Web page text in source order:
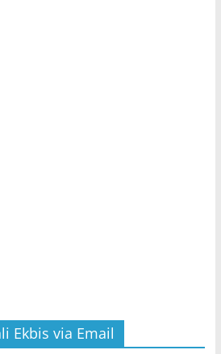
Ekbis via Email